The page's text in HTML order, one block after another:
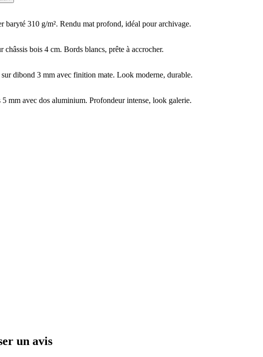
baryté 310 g/m². Rendu mat profond, idéal pour archivage.
châssis bois 4 cm. Bords blancs, prête à accrocher.
dibond 3 mm avec finition mate. Look moderne, durable.
5 mm avec dos aluminium. Profondeur intense, look galerie.
un avis